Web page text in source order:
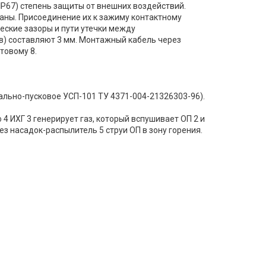
степень защиты от внешних воздействий.
Присоединение их к зажиму контактному
зазоры и пути утечки между
составляют 3 мм. Монтажный кабель через
8.
пусковое УСП-101 ТУ 4371-004-21326303-96).
ИХГ 3 генерирует газ, который вспушивает ОП 2 и
распылитель 5 струи ОП в зону горения.